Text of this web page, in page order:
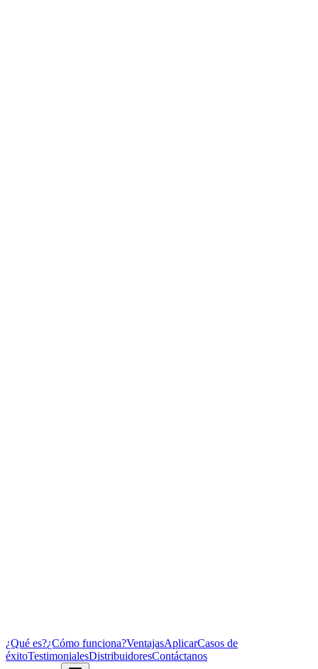
¿Qué es?¿Cómo funciona?VentajasAplicarCasos de
éxitoTestimonialesDistribuidoresContáctanos